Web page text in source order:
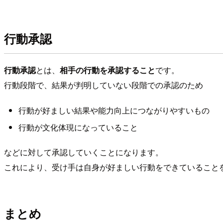
行動承認
行動承認とは、 相手の行動を承認することです。
行動段階で、結果が判明していない段階での承認のため
行動が好ましい結果や能力向上につながりやすいもの
行動が文化体現になっていること
などに対して承認していくことになります。
これにより、受け手は自身が好ましい行動をできていること
まとめ